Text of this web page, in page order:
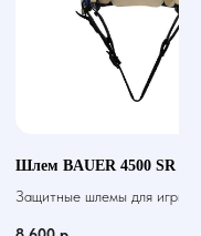
Шлем BAUER 4500 SR
Защитные шлемы для игры в